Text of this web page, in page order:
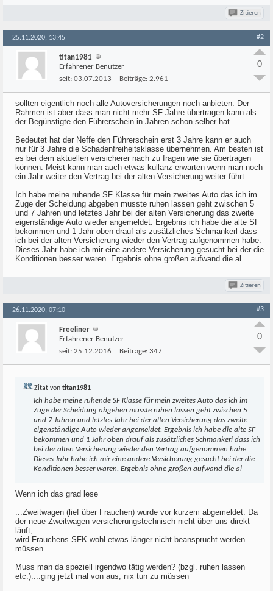
Zitieren
25.11.2020, 13:45 #2
titan1981
Erfahrener Benutzer
seit: 03.07.2013 Beiträge: 2.961
0
sollten eigentlich noch alle Autoversicherungen noch anbieten. Der
Rahmen ist aber dass man nicht mehr SF Jahre übertragen kann als
der Begünstigte den Führerschein in Jahren schon selber hat.
Bedeutet hat der Neffe den Führerschein erst 3 Jahre kann er auch
nur für 3 Jahre die Schadenfreiheitsklasse übernehmen. Am besten ist
es bei dem aktuellen versicherer nach zu fragen wie sie übertragen
können. Meist kann man auch etwas kullanz erwarten wenn man noch
ein Jahr weiter den Vertrag bei der alten Versicherung weiter führt.
Ich habe meine ruhende SF Klasse für mein zweites Auto das ich im
Zuge der Scheidung abgeben musste ruhen lassen geht zwischen 5
und 7 Jahren und letztes Jahr bei der alten Versicherung das zweite
eigenständige Auto wieder angemeldet. Ergebnis ich habe die alte SF
bekommen und 1 Jahr oben drauf als zusätzliches Schmankerl dass
ich bei der alten Versicherung wieder den Vertrag aufgenommen habe.
Dieses Jahr habe ich mir eine andere Versicherung gesucht bei der die
Konditionen besser waren. Ergebnis ohne großen aufwand die al
Zitieren
26.11.2020, 07:10 #3
Freeliner
Erfahrener Benutzer
seit: 25.12.2016 Beiträge: 347
0
Zitat von titan1981
Ich habe meine ruhende SF Klasse für mein zweites Auto das ich im
Zuge der Scheidung abgeben musste ruhen lassen geht zwischen 5
und 7 Jahren und letztes Jahr bei der alten Versicherung das zweite
eigenständige Auto wieder angemeldet. Ergebnis ich habe die alte SF
bekommen und 1 Jahr oben drauf als zusätzliches Schmankerl dass ich
bei der alten Versicherung wieder den Vertrag aufgenommen habe.
Dieses Jahr habe ich mir eine andere Versicherung gesucht bei der die
Konditionen besser waren. Ergebnis ohne großen aufwand die al
Wenn ich das grad lese
...Zweitwagen (lief über Frauchen) wurde vor kurzem abgemeldet. Da
der neue Zweitwagen versicherungstechnisch nicht über uns direkt
läuft,
wird Frauchens SFK wohl etwas länger nicht beansprucht werden
müssen.
Muss man da speziell irgendwo tätig werden? (bzgl. ruhen lassen
etc.)....ging jetzt mal von aus, nix tun zu müssen